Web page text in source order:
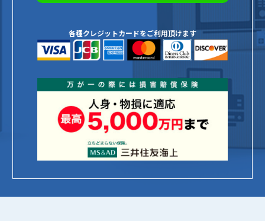
各種クレジットカードをご利用頂けます